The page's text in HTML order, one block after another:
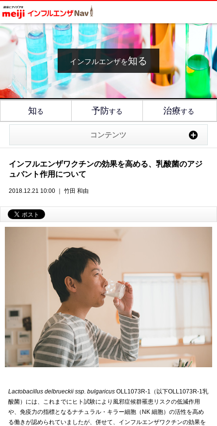
インフルエンザを知る
知る 予防する 治療する
コンテンツ
インフルエンザワクチンの効果を高める、乳酸菌のアジ
ュバント作用について
2018.12.21 10:00 ｜ 竹田 和由
Lactobacillus delbrueckii ssp. bulgaricus OLL1073R-1（以下OLL1073R-1乳
酸菌）には、これまでにヒト試験により風邪症候群罹患リスクの低減作用
や、免疫力の指標となるナチュラル・キラー細胞（NK 細胞）の活性を高め
る働きが認められていましたが、併せて、インフルエンザワクチンの効果を